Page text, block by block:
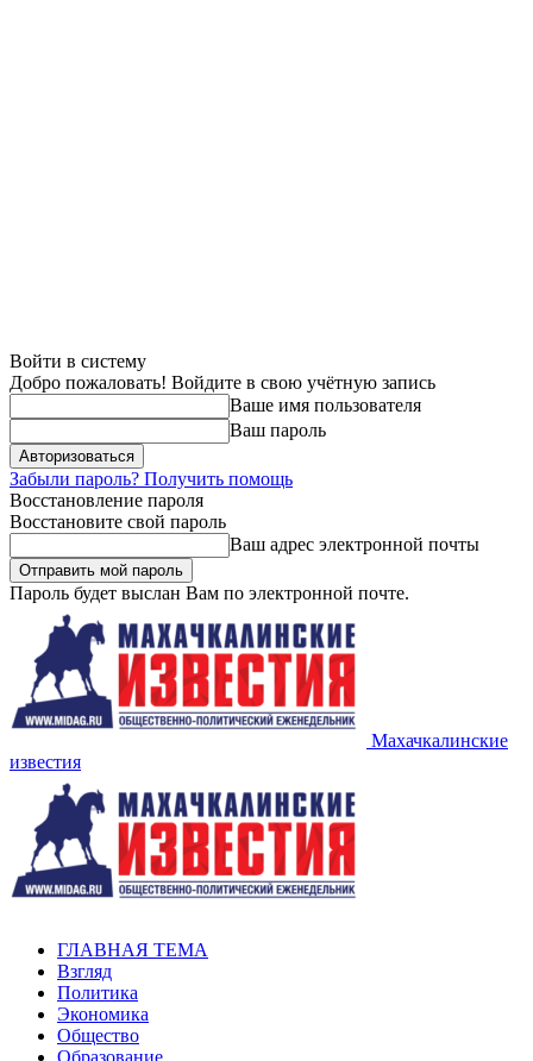
Войти в систему
Добро пожаловать! Войдите в свою учётную запись
Ваше имя пользователя
Ваш пароль
Забыли пароль? Получить помощь
Восстановление пароля
Восстановите свой пароль
Ваш адрес электронной почты
Пароль будет выслан Вам по электронной почте.
Махачкалинские
известия
ГЛАВНАЯ ТЕМА
Взгляд
Политика
Экономика
Общество
Образование